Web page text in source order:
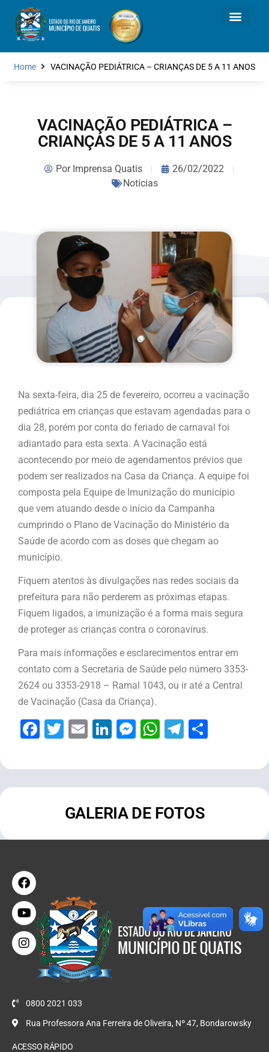
Home VACINAÇÃO PEDIÁTRICA – CRIANÇAS DE 5 A 11 ANOS
VACINAÇÃO PEDIÁTRICA –
CRIANÇAS DE 5 A 11 ANOS
PorImprensa Quatis
26/02/2022
Notícias
Na sexta-feira, dia 25 de fevereiro, ocorreu a vacinação
pediátrica em crianças que estavam agendadas para o
dia 28, porém por conta do feriado de carnaval foi
adiantado para esta sexta. A Vacinação está
acontecendo por meio de agendamentos prévios que
podem ser realizados na Casa da Criança. A equipe foi
composta pela Equipe de Imunização do município
que vem atuando desde o início da Campanha
cumprindo o Plano de Vacinação do Ministério da
Saúde de acordo com as doses que chegam ao
município.
Fiquem atentos às divulgações nas redes sociais da
prefeitura para não perderem as próximas etapas.
Fiquem ligados, a imunização é a forma mais segura
de proteger as crianças contra o coronavírus.
Para mais informações e esclarecimentos entrar em
contato com a Secretaria de Saúde pelo número 3353-
2624 ou 3353-2918 – Ramal 1043, ou ir até a Central
de Vacinação (Casa da Criança).
Facebook
Twitter
EmailLinkedIn
Messenger
WhatsApp
Telegram
GALERIA DE FOTOS
0800 2021 033
Rua Professora Ana Ferreira de Oliveira, Nº 47, Bondarowsky
ACESSO RÁPIDO